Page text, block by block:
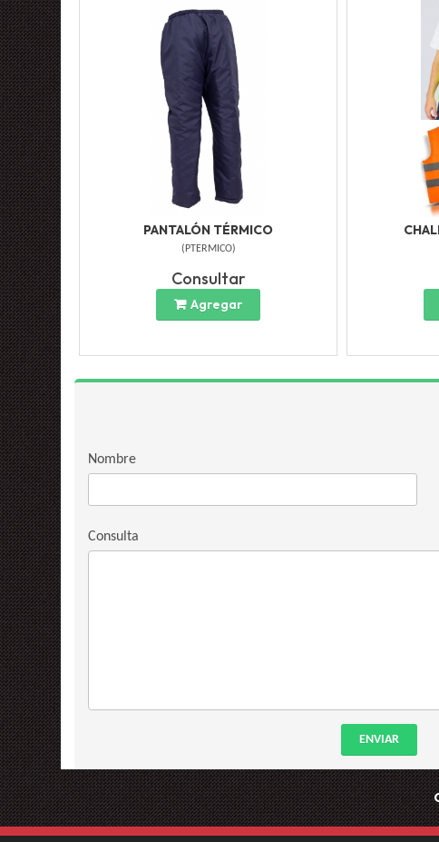
PANTALÓN TÉRMICO
( PTERMICO)
Consultar
Agregar
Nombre
Consulta
ENVIAR